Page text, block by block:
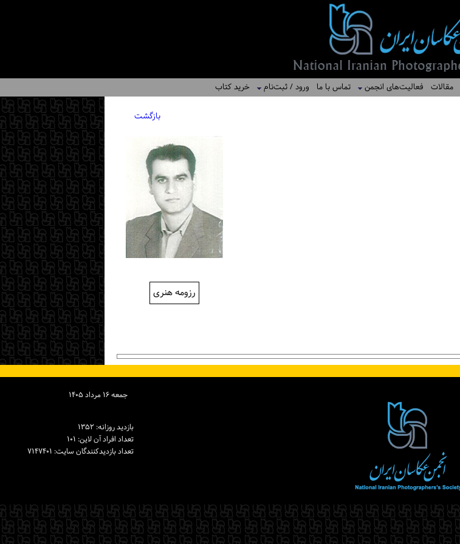
مقالات فعالیت‌های انجمن تماس با ما ورود / ثبت‌نام خرید کتاب
بازگشت
رزومه هنری
جمعه ۱۶ مرداد ۱۴۰۵
بازدید روزانه: ۱۳۵۲
تعداد افراد آن لاین: ۱۰۱
تعداد بازدیدكنندگان سایت: ۷۱۴۷۴۰۱